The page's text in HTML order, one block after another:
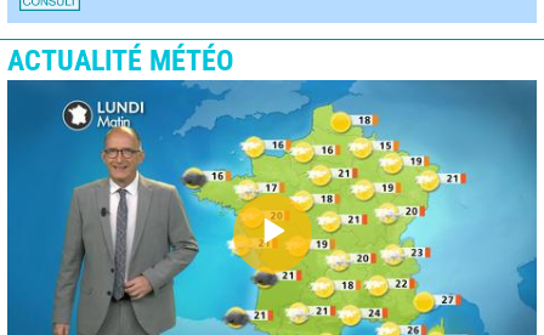
ACTUALITÉ MÉTÉO